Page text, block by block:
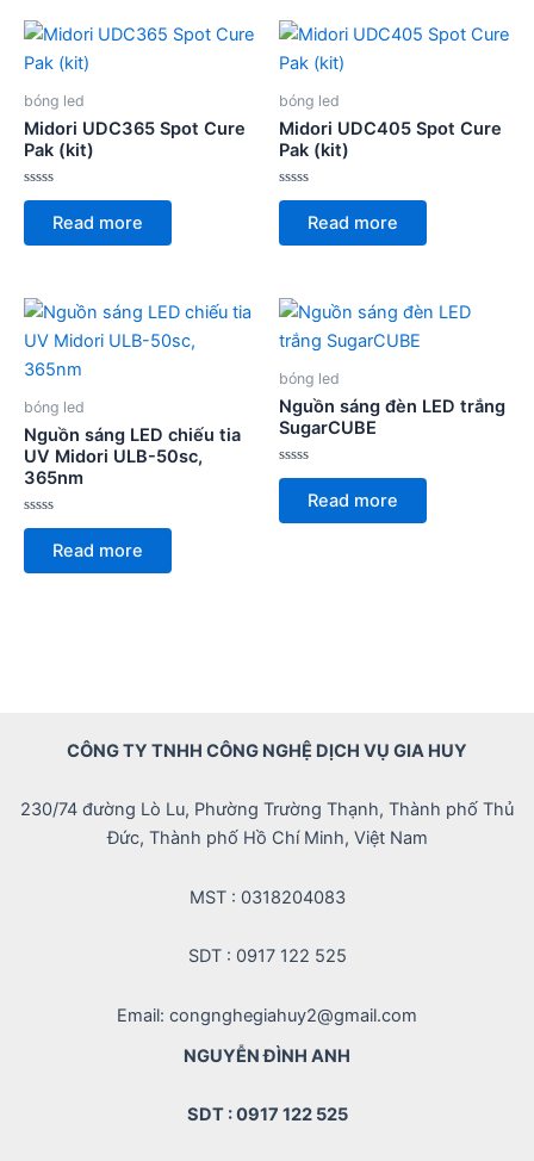
bóng led
Midori UDC365 Spot Cure
Pak (kit)
Rated
of
Read more
bóng led
Midori UDC405 Spot Cure
Pak (kit)
Rated
of
Read more
bóng led
Nguồn sáng LED chiếu tia
UV Midori ULB-50sc,
365nm
Rated
of
Read more
bóng led
Nguồn sáng đèn LED trắng
SugarCUBE
Rated
of
Read more
CÔNG TY TNHH CÔNG NGHỆ DỊCH VỤ GIA HUY
230/74 đường Lò Lu, Phường Trường Thạnh, Thành phố Thủ
Đức, Thành phố Hồ Chí Minh, Việt Nam
MST : 0318204083
SDT : 0917 122 525
Email: congnghegiahuy2@gmail.com
NGUYỄN ĐÌNH ANH
SDT : 0917 122 525